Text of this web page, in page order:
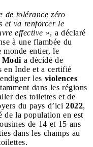
de tolérance zéro
et va renforcer le
effective », a déclaré
à une flambée du
monde entier, le
Modi a décidé de
en Inde et a certifié
les violences
dans les régions
des toilettes et de
du pays d’ici 2022,
de la population en est
de 14 et 15 ans
dans les champs au